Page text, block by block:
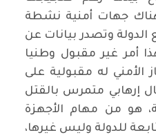
هناك جهات أمنية نشطة
وتصدر بيانات عن
أمر غير مقبول وطنيا
الأمني له مقبولية على
إرهابي متمرس بالقتل
هو من مهام الأجهزة
للدولة وليس غيرها،